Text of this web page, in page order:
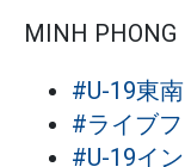
MINH PHONG
#U-19東
#ライブ
#U-19イ